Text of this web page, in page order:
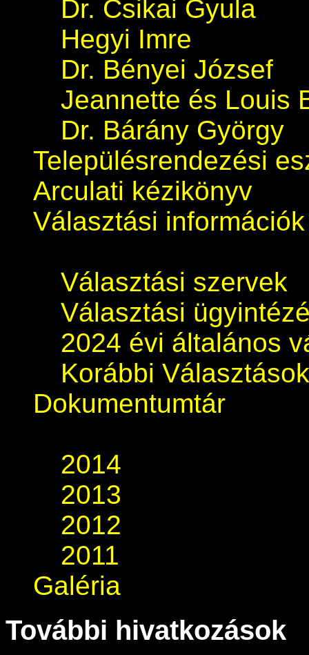
Dr. Csikai Gyula
Hegyi Imre
Dr. Bényei József
Jeannette és Louis
Dr. Bárány György
Településrendezési
Arculati kézikönyv
Választási információk
Választási szervek
Választási
2024 évi általános
Korábbi Választások
Dokumentumtár
2014
2013
2012
2011
Galéria
További hivatkozások